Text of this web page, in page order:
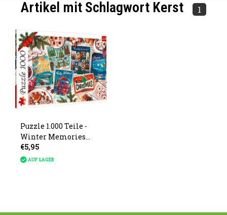
Artikel mit Schlagwort Kerst 1
Puzzle 1.000 Teile -
Winter Memories
(Weihnachten)
€5,95
AUF LAGER